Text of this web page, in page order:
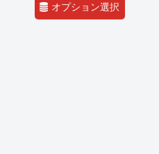
オプション選択